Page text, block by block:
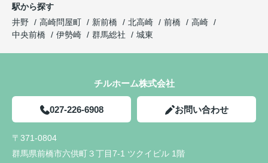
駅から探す
井野
高崎問屋町 新前橋 北高崎 前橋
高崎
中央前橋
伊勢崎 群馬総社 城東
チルホーム株式会社
027-226-6908 お問い合わせ
〒371-0804
群馬県前橋市六供町３丁目7-1 ツクイビル 1階